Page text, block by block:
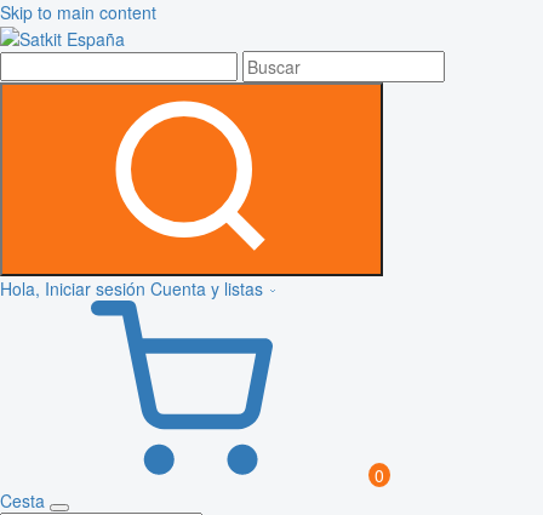
Skip to main content
Hola, Iniciar sesión Cuenta y listas
0
Cesta